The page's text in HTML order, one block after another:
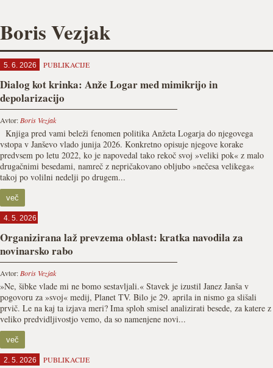
Boris Vezjak
5. 6. 2026 PUBLIKACIJE
Dialog kot krinka: Anže Logar med mimikrijo in
depolarizacijo
Avtor: Boris Vezjak
Knjiga pred vami beleži fenomen politika Anžeta Logarja do njegovega
vstopa v Janševo vlado junija 2026. Konkretno opisuje njegove korake
predvsem po letu 2022, ko je napovedal tako rekoč svoj »veliki pok« z malo
drugačnimi besedami, namreč z nepričakovano obljubo »nečesa velikega«
takoj po volilni nedelji po drugem...
več
4. 5. 2026
Organizirana laž prevzema oblast: kratka navodila za
novinarsko rabo
Avtor: Boris Vezjak
»Ne, šibke vlade mi ne bomo sestavljali.« Stavek je izustil Janez Janša v
pogovoru za »svoj« medij, Planet TV. Bilo je 29. aprila in nismo ga slišali
prvič. Le na kaj ta izjava meri? Ima sploh smisel analizirati besede, za katere z
veliko predvidljivostjo vemo, da so namenjene novi...
več
2. 5. 2026 PUBLIKACIJE